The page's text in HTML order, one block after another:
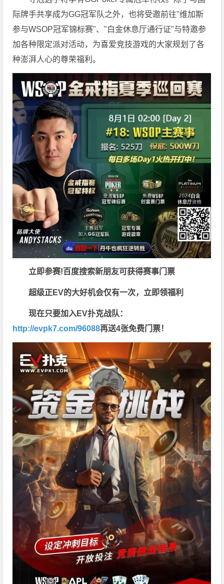
际牌手共享成为GG冠军队之外，也将受邀前往"维加斯
参与WSOP冠军锦标赛"、"白金休息厅通行证"与特邀参
加各种限定派对活动，为喜爱竞技游戏的大家规划了各
种澎湃人心的尊荣福利。
立即参赛!百度搜索新朋友可获得赛事门票
超级正EV的大好机会仅有一次，立即领福利
现在只要加入EV扑克战队：
http://evpk7.com/96088再送4张免费门票！